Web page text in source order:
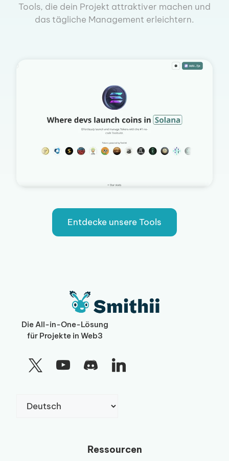
Tools, die dein Projekt attraktiver machen und
das tägliche Management erleichtern.
Entdecke unsere Tools
Die All-in-One-Lösung
für Projekte in Web3
auswählen
Ressourcen